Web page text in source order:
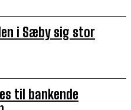
i Sæby sig stor
til bankende